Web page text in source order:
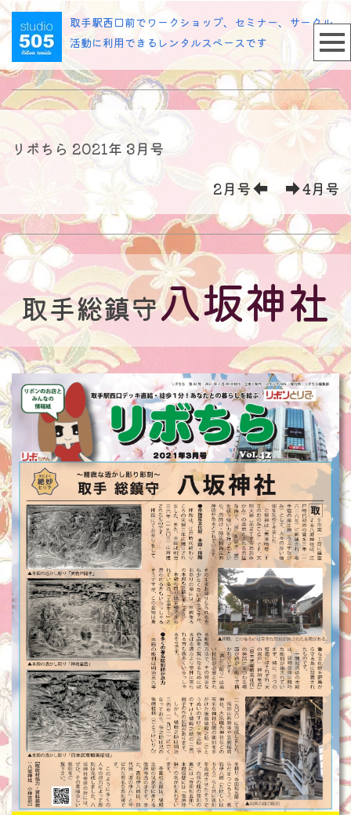
取手駅西口前でワークショップ、セミナー、サークル
活動に利用できるレンタルスペースです
リボちら 2021年 3月号
2月号
4月号
取手総鎮守八坂神社